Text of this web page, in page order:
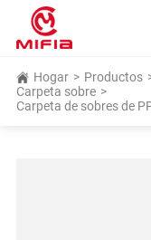
Hogar > Productos
Carpeta sobre >
Carpeta de sobres de